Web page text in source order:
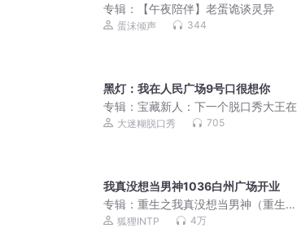
专辑：
【午夜陪伴】老蛋诡谈灵异
蛋沫倾声 344
黑灯：我在人民广场9号口很想你
专辑：宝藏新人：下一个脱口秀大王在
此｜脱口秀｜喜剧｜段子
大迷糊脱口秀 705
我真没想当男神1036白州广场开业
专辑：重生之我真没想当男神（重生
2010|精品有声剧）
狐狸INTP 4万